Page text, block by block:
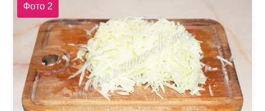
Фото 2